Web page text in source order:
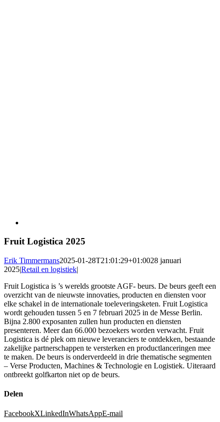
Fruit Logistica 2025
Erik Timmermans2025-01-28T21:01:29+01:0028 januari
2025|Retail en logistiek|
Fruit Logistica is ’s werelds grootste AGF- beurs. De beurs geeft een
overzicht van de nieuwste innovaties, producten en diensten voor
elke schakel in de internationale toeleveringsketen. Fruit Logistica
wordt gehouden tussen 5 en 7 februari 2025 in de Messe Berlin.
Bijna 2.800 exposanten zullen hun producten en diensten
presenteren. Meer dan 66.000 bezoekers worden verwacht. Fruit
Logistica is dé plek om nieuwe leveranciers te ontdekken, bestaande
zakelijke partnerschappen te versterken en productlanceringen mee
te maken. De beurs is onderverdeeld in drie thematische segmenten
– Verse Producten, Machines & Technologie en Logistiek. Uiteraard
ontbreekt golfkarton niet op de beurs.
Delen
FacebookXLinkedInWhatsAppE-mail